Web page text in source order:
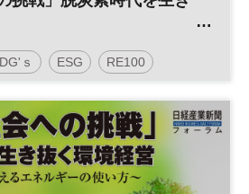
変えるエネルギーの使
ｓ ESG RE100
新聞フォーラム